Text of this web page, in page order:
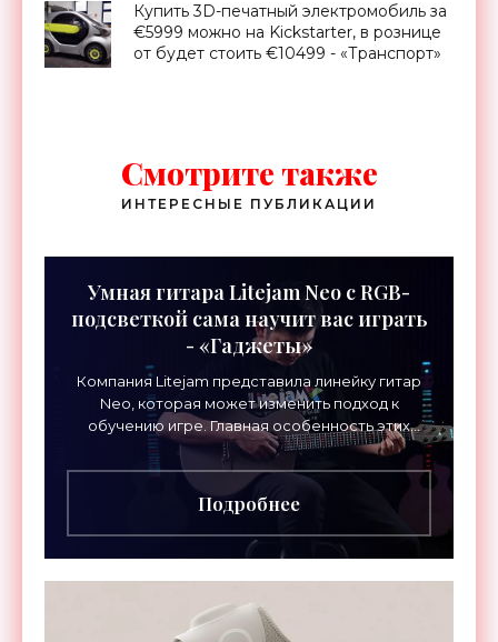
Купить 3D-печатный электромобиль за
€5999 можно на Kickstarter, в рознице
от будет стоить €10499 - «Транспорт»
Смотрите также
ИНТЕРЕСНЫЕ ПУБЛИКАЦИИ
Умная гитара Litejam Neo с RGB-
подсветкой сама научит вас играть
- «Гаджеты»
Компания Litejam представила линейку гитар
Neo, которая может изменить подход к
обучению игре. Главная особенность этих
инструментов – встроенная RGB-подсветка
грифа. Светодиоды
Подробнее